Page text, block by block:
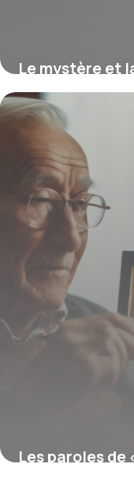
Le mystère et
argent : entre
15 juin 2026
Les paroles de